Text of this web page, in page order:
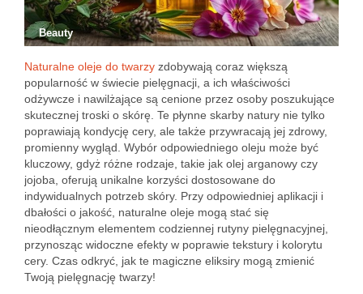
Beauty
Naturalne oleje do twarzy zdobywają coraz większą
popularność w świecie pielęgnacji, a ich właściwości
odżywcze i nawilżające są cenione przez osoby poszukujące
skutecznej troski o skórę. Te płynne skarby natury nie tylko
poprawiają kondycję cery, ale także przywracają jej zdrowy,
promienny wygląd. Wybór odpowiedniego oleju może być
kluczowy, gdyż różne rodzaje, takie jak olej arganowy czy
jojoba, oferują unikalne korzyści dostosowane do
indywidualnych potrzeb skóry. Przy odpowiedniej aplikacji i
dbałości o jakość, naturalne oleje mogą stać się
nieodłącznym elementem codziennej rutyny pielęgnacyjnej,
przynosząc widoczne efekty w poprawie tekstury i kolorytu
cery. Czas odkryć, jak te magiczne eliksiry mogą zmienić
Twoją pielęgnację twarzy!